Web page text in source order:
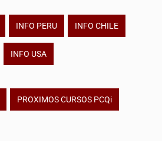
INFO PERU INFO CHILE
INFO USA
PROXIMOS CURSOS PCQi